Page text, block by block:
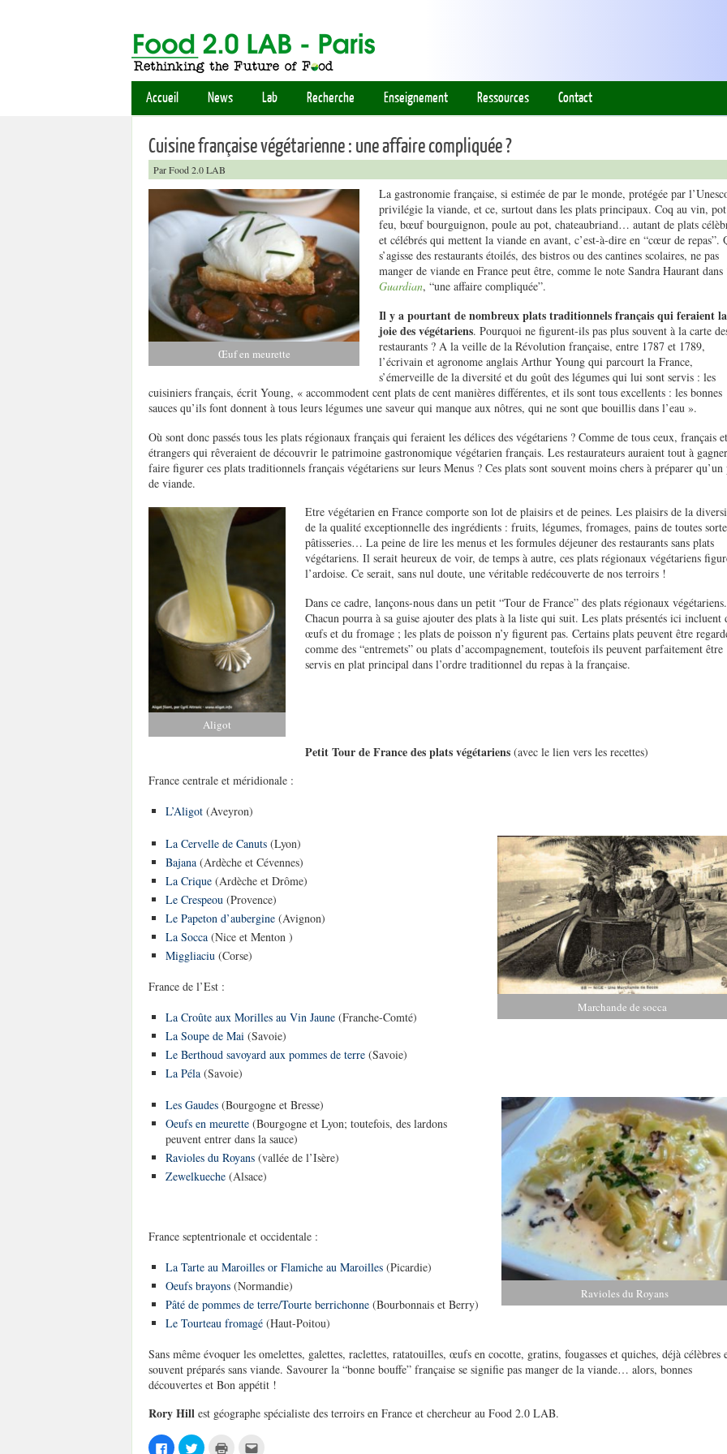
Accueil News Lab Recherche Enseignement Ressources Contact
Cuisine française végétarienne : une affaire compliquée ?
Par Food 2.0 LAB
Œuf en meurette
La gastronomie française, si estimée de par le monde, protégée par
privilégie la viande, et ce, surtout dans les plats principaux. Coq au vin,
feu, bœuf bourguignon, poule au pot, chateaubriand… autant de plats
et célébrés qui mettent la viande en avant, c’est-à-dire en “cœur de repas”.
s’agisse des restaurants étoilés, des bistros ou des cantines scolaires, ne pas
manger de viande en France peut être, comme le note Sandra Haurant dans
Guardian, “une affaire compliquée”.
Il y a pourtant de nombreux plats traditionnels français qui feraient la
joie des végétariens. Pourquoi ne figurent-ils pas plus souvent à la carte
restaurants ? A la veille de la Révolution française, entre 1787 et 1789,
l’écrivain et agronome anglais Arthur Young qui parcourt la France,
s’émerveille de la diversité et du goût des légumes qui lui sont servis : les
cuisiniers français, écrit Young, « accommodent cent plats de cent manières différentes, et ils sont tous excellents : les bonnes
sauces qu’ils font donnent à tous leurs légumes une saveur qui manque aux nôtres, qui ne sont que bouillis dans l’eau ».
Où sont donc passés tous les plats régionaux français qui feraient les délices des végétariens ? Comme de tous ceux, français et
étrangers qui rêveraient de découvrir le patrimoine gastronomique végétarien français. Les restaurateurs auraient tout à
faire figurer ces plats traditionnels français végétariens sur leurs Menus ? Ces plats sont souvent moins chers à préparer qu’un
de viande.
Aligot
Etre végétarien en France comporte son lot de plaisirs et de peines. Les plaisirs de la
de la qualité exceptionnelle des ingrédients : fruits, légumes, fromages, pains de toutes
pâtisseries… La peine de lire les menus et les formules déjeuner des restaurants sans plats
végétariens. Il serait heureux de voir, de temps à autre, ces plats régionaux végétariens
l’ardoise. Ce serait, sans nul doute, une véritable redécouverte de nos terroirs !
Dans ce cadre, lançons-nous dans un petit “Tour de France” des plats régionaux végétariens.
Chacun pourra à sa guise ajouter des plats à la liste qui suit. Les plats présentés ici incluent
œufs et du fromage ; les plats de poisson n’y figurent pas. Certains plats peuvent être
comme des “entremets” ou plats d’accompagnement, toutefois ils peuvent parfaitement être
servis en plat principal dans l’ordre traditionnel du repas à la française.
Petit Tour de France des plats végétariens (avec le lien vers les recettes)
France centrale et méridionale :
L’Aligot (Aveyron)
Marchande de socca
La Cervelle de Canuts (Lyon)
Bajana (Ardèche et Cévennes)
La Crique (Ardèche et Drôme)
Le Crespeou (Provence)
Le Papeton d’aubergine (Avignon)
La Socca (Nice et Menton )
Miggliaciu (Corse)
France de l’Est :
La Croûte aux Morilles au Vin Jaune (Franche-Comté)
La Soupe de Mai (Savoie)
Le Berthoud savoyard aux pommes de terre (Savoie)
La Péla (Savoie)
Ravioles du Royans
Les Gaudes (Bourgogne et Bresse)
Oeufs en meurette (Bourgogne et Lyon; toutefois, des lardons
peuvent entrer dans la sauce)
Ravioles du Royans (vallée de l’Isère)
Zewelkueche (Alsace)
France septentrionale et occidentale :
La Tarte au Maroilles or Flamiche au Maroilles (Picardie)
Oeufs brayons (Normandie)
Pâté de pommes de terre/Tourte berrichonne (Bourbonnais et Berry)
Le Tourteau fromagé (Haut-Poitou)
Sans même évoquer les omelettes, galettes, raclettes, ratatouilles, œufs en cocotte, gratins, fougasses et quiches, déjà célèbres
souvent préparés sans viande. Savourer la “bonne bouffe” française se signifie pas manger de la viande… alors, bonnes
découvertes et Bon appétit !
Rory Hill est géographe spécialiste des terroirs en France et chercheur au Food 2.0 LAB.
C C